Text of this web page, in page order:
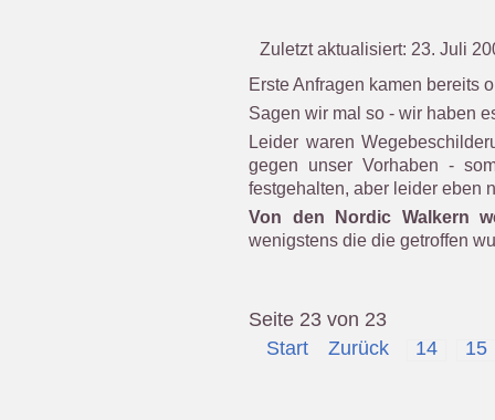
Zuletzt aktualisiert: 23. Juli
Erste Anfragen kamen bereits
Sagen wir mal so - wir haben
Leider waren
gegen unser Vorhaben -
festgehalten, aber leider eben
Von den Nordic Walkern
wenigstens die die getroffen
Seite 23 von 23
Start
Zurück 14 15